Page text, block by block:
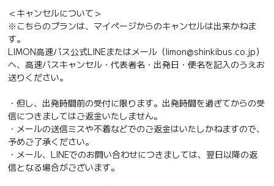
＜キャンセルについて＞
※こちらのプランは、マイページからのキャンセルは出来かねま
す。
LIMON高速バス公式LINEまたはメール（limon@shinkibus.co.jp）
へ、高速バスキャンセル・代表者名・出発日・便名を記入のうえお
送りください。
・但し、出発時間前の受付に限ります。出発時間を過ぎてからの受
信につきましてはご返金いたしません。
・メールの送信ミスや不着などでのご返金はいたしかねますので、
予めご了承ください。
・メール、LINEでのお問い合わせにつきましては、翌日以降の返
信となる場合がございます。